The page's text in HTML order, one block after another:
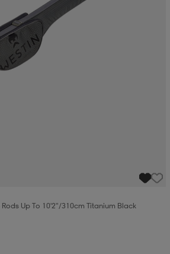
Up To 10'2"/310cm Titanium Black